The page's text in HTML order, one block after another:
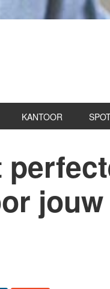
KANTOOR
jouw